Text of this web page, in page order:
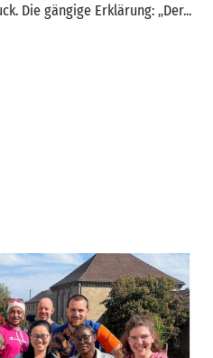
Die gängige Erklärung: „Der...